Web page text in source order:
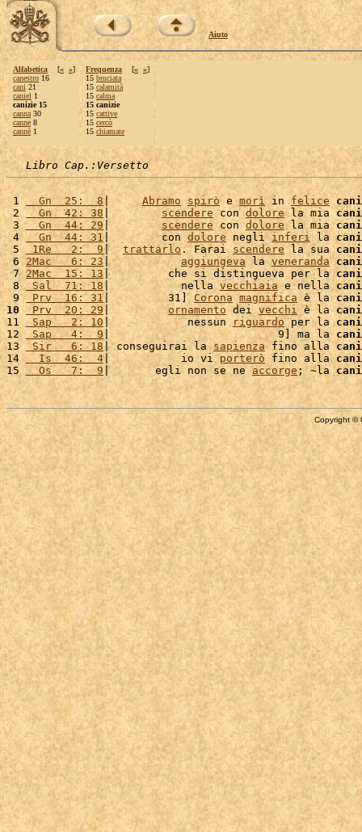
Aiuto
Alfabetica [« »]
canestro 16
cani 21
caniel 1
canizie 15
canna 30
canne 8
cannè 1
Frequenza [« »]
15 bruciata
15 calamità
15 calma
15 canizie
15 cattive
15 cercò
15 chiamate
Libro Cap.:Versetto
1
  Gn  25:  8
| Abramo spirò e morì in felice
2
  Gn  42: 38
| scendere con dolore la mia
3
  Gn  44: 29
| scendere con dolore la mia
4
  Gn  44: 31
|        con dolore negli inferi la
5 1Re   2:  9 | trattarlo. Farai scendere la sua
6 2Mac   6: 23 | aggiungeva la veneranda
7 2Mac  15: 13|         che si distingueva per la
8 Sal  71: 18 |           nella vecchiaia e nella
9 Prv  16: 31|         31] Corona magnifica è la
10
Prv  20: 29 | ornamento dei vecchi è la
11 Sap   2: 10 |            nessun riguardo per la
12
Sap   4:  9 |                          9] ma la
13
Sir   6: 18| conseguirai la sapienza fino alla
14
  Is  46:  4
|           io vi porterò fino alla
15
  Os   7:  9
|       egli non se ne accorge ; ~la
Copyright ©